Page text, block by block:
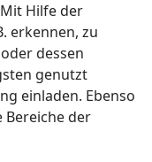
Hilfe der
erkennen, zu
dessen
genutzt
einladen. Ebenso
Bereiche der